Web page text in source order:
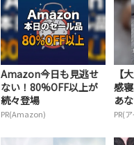
Amazon今日も見逃せ
ない！80%OFF以上が
続々登場
PR(Amazon)
【
感
あ
PR(